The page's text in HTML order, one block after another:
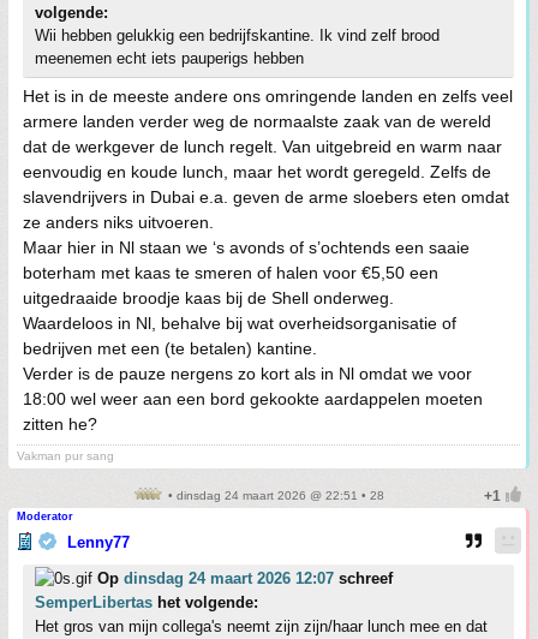
volgende:
Wii hebben gelukkig een bedrijfskantine. Ik vind zelf brood
meenemen echt iets pauperigs hebben
Het is in de meeste andere ons omringende landen en zelfs veel
armere landen verder weg de normaalste zaak van de wereld
dat de werkgever de lunch regelt. Van uitgebreid en warm naar
eenvoudig en koude lunch, maar het wordt geregeld. Zelfs de
slavendrijvers in Dubai e.a. geven de arme sloebers eten omdat
ze anders niks uitvoeren.
Maar hier in Nl staan we ‘s avonds of s’ochtends een saaie
boterham met kaas te smeren of halen voor €5,50 een
uitgedraaide broodje kaas bij de Shell onderweg.
Waardeloos in Nl, behalve bij wat overheidsorganisatie of
bedrijven met een (te betalen) kantine.
Verder is de pauze nergens zo kort als in Nl omdat we voor
18:00 wel weer aan een bord gekookte aardappelen moeten
zitten he?
Vakman pur sang
• dinsdag 24 maart 2026 @ 22:51 • 28
Moderator
Lenny77
Op dinsdag 24 maart 2026 12:07 schreef
SemperLibertas het volgende:
Het gros van mijn collega's neemt zijn zijn/haar lunch mee en dat